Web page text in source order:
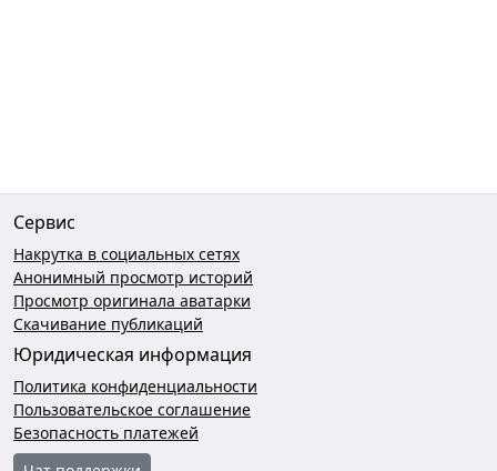
Сервис
Накрутка в социальных сетях
Анонимный просмотр историй
Просмотр оригинала аватарки
Скачивание публикаций
Юридическая информация
Политика конфиденциальности
Пользовательское соглашение
Безопасность платежей